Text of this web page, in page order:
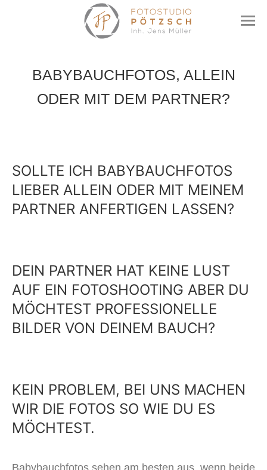
BABYBAUCHFOTOS, ALLEIN
ODER MIT DEM PARTNER?
SOLLTE ICH BABYBAUCHFOTOS
LIEBER ALLEIN ODER MIT MEINEM
PARTNER ANFERTIGEN LASSEN?
DEIN PARTNER HAT KEINE LUST
AUF EIN FOTOSHOOTING ABER DU
MÖCHTEST PROFESSIONELLE
BILDER VON DEINEM BAUCH?
KEIN PROBLEM, BEI UNS MACHEN
WIR DIE FOTOS SO WIE DU ES
MÖCHTEST.
Babybauchfotos sehen am besten aus, wenn beide